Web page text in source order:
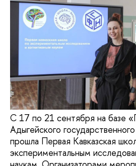
С 17 по 21 сентября на базе
Адыгейского
прошла Первая Кавказская
экспериментальным